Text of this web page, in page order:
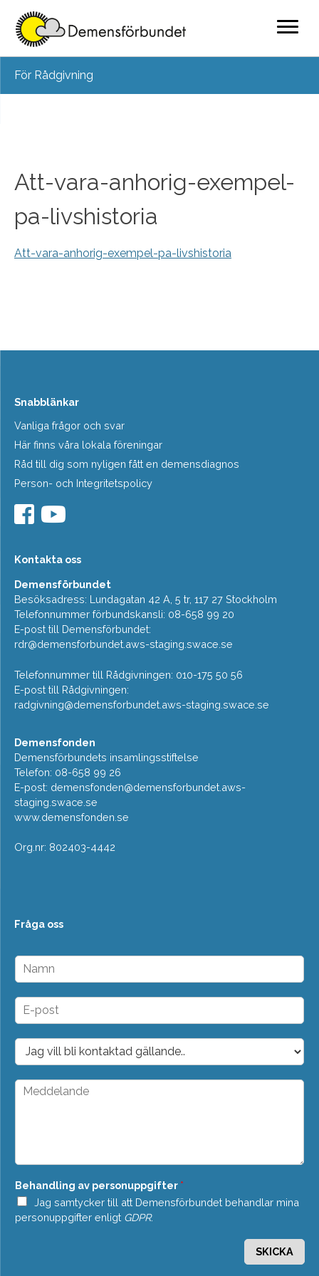
content
För Rådgivning
Att-vara-anhorig-exempel-
pa-livshistoria
Att-vara-anhorig-exempel-pa-livshistoria
Snabblänkar
Vanliga frågor och svar
Här finns våra lokala föreningar
Råd till dig som nyligen fått en demensdiagnos
Person- och Integritetspolicy
Kontakta oss
Demensförbundet
Besöksadress: Lundagatan 42 A, 5 tr, 117 27 Stockholm
Telefonnummer förbundskansli: 08-658 99 20
E-post till Demensförbundet:
rdr@demensforbundet.aws-staging.swace.se
Telefonnummer till Rådgivningen: 010-175 50 56
E-post till Rådgivningen:
radgivning@demensforbundet.aws-staging.swace.se
Demensfonden
Demensförbundets insamlingsstiftelse
Telefon: 08-658 99 26
E-post: demensfonden@demensforbundet.aws-
staging.swace.se
www.demensfonden.se
Org.nr: 802403-4442
Fråga oss
N
m
n
E
p
o
t
*
D
o
p
M
a
d
e
*
Behandling av personuppgifter *
Jag samtycker till att Demensförbundet behandlar mina
personuppgifter enligt GDPR.
SKICKA